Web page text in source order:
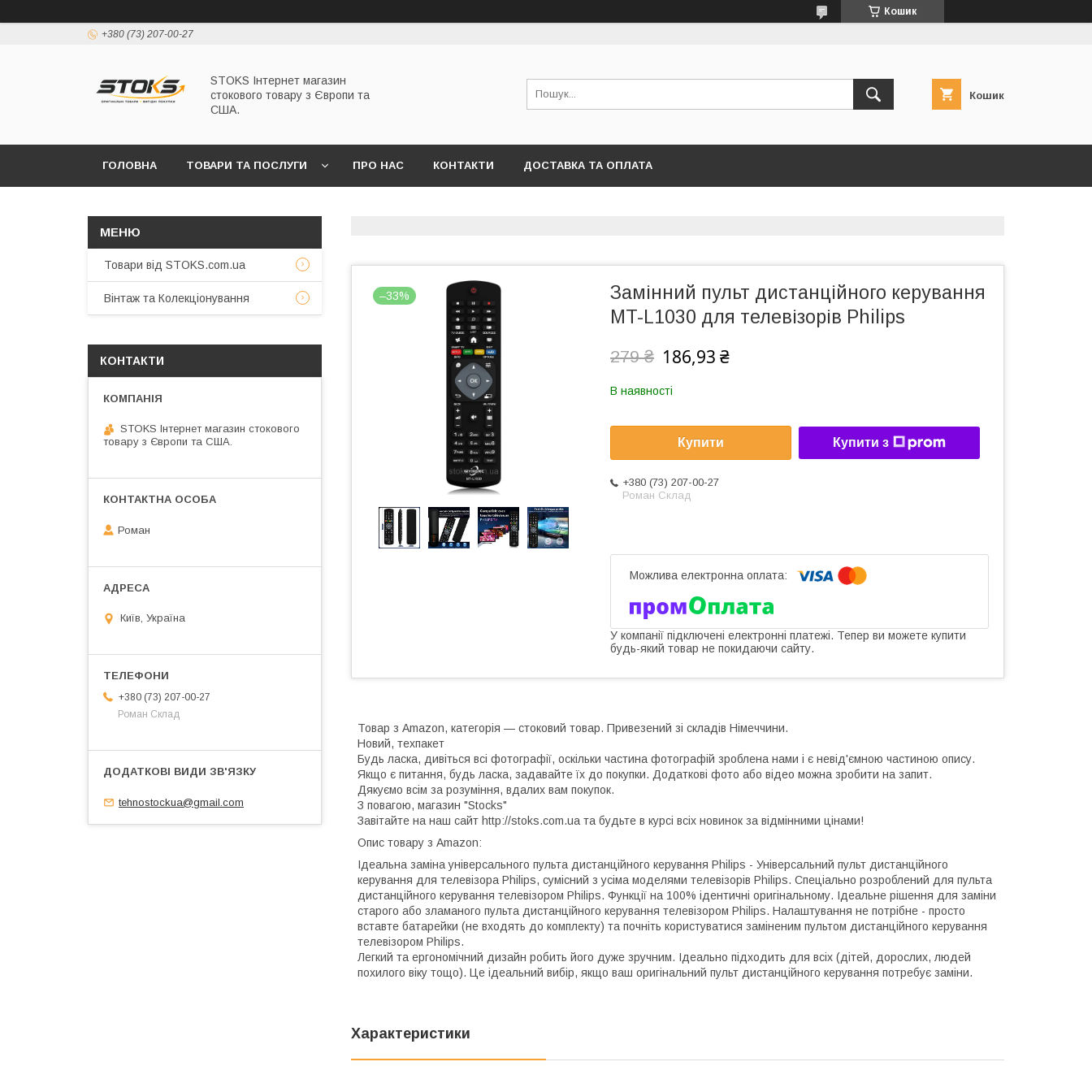
Кошик
+380 (73) 207-00-27
STOKS Інтернет магазин
стокового товару з Європи та
США.
Кошик
ГОЛОВНА ТОВАРИ ТА ПОСЛУГИ ПРО НАС КОНТАКТИ ДОСТАВКА ТА ОПЛАТА
–33%
Замінний пульт дистанційного керування
MT-L1030 для телевізорів Philips
279 ₴ 186,93 ₴
В наявності
Купити Купити з
+380 (73) 207-00-27
Роман Склад
У компанії підключені електронні платежі. Тепер ви можете купити
будь-який товар не покидаючи сайту.
Товар з Amazon, категорія — стоковий товар. Привезений зі складів Німеччини.
Новий, техпакет
Будь ласка, дивіться всі фотографії, оскільки частина фотографій зроблена нами і є невід'ємною частиною опису.
Якщо є питання, будь ласка, задавайте їх до покупки. Додаткові фото або відео можна зробити на запит.
Дякуємо всім за розуміння, вдалих вам покупок.
З повагою, магазин "Stocks"
Завітайте на наш сайт http://stoks.com.ua та будьте в курсі всіх новинок за відмінними цінами!
Опис товару з Amazon:
Ідеальна заміна універсального пульта дистанційного керування Philips - Універсальний пульт дистанційного
керування для телевізора Philips, сумісний з усіма моделями телевізорів Philips. Спеціально розроблений для пульта
дистанційного керування телевізором Philips. Функції на 100% ідентичні оригінальному. Ідеальне рішення для заміни
старого або зламаного пульта дистанційного керування телевізором Philips. Налаштування не потрібне - просто
вставте батарейки (не входять до комплекту) та почніть користуватися заміненим пультом дистанційного керування
телевізором Philips.
Легкий та ергономічний дизайн робить його дуже зручним. Ідеально підходить для всіх (дітей, дорослих, людей
похилого віку тощо). Це ідеальний вибір, якщо ваш оригінальний пульт дистанційного керування потребує заміни.
Характеристики
Товари від STOKS.com.ua
Вінтаж та Колекціонування
КОНТАКТИ
STOKS Інтернет магазин стокового
товару з Європи та США.
Роман
Київ, Україна
+380 (73) 207-00-27
Роман Склад
tehnostockua@gmail.com